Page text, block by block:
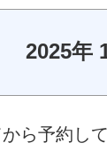
2025年
から予約し